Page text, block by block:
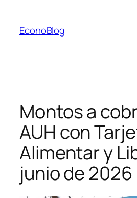
contenido
EconoBlog
Montos a
AUH con
Alimentar y
junio de 2026